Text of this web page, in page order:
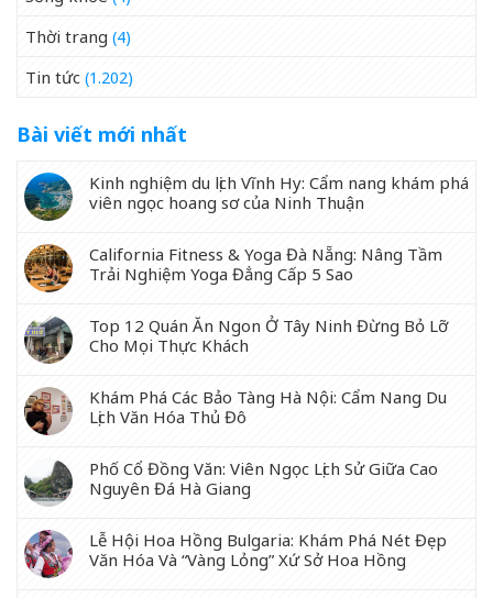
Thời trang (4)
Tin tức (1.202)
Bài viết mới nhất
Kinh nghiệm du lịch Vĩnh Hy: Cẩm nang khám phá
viên ngọc hoang sơ của Ninh Thuận
California Fitness & Yoga Đà Nẵng: Nâng Tầm
Trải Nghiệm Yoga Đẳng Cấp 5 Sao
Top 12 Quán Ăn Ngon Ở Tây Ninh Đừng Bỏ Lỡ
Cho Mọi Thực Khách
Khám Phá Các Bảo Tàng Hà Nội: Cẩm Nang Du
Lịch Văn Hóa Thủ Đô
Phố Cổ Đồng Văn: Viên Ngọc Lịch Sử Giữa Cao
Nguyên Đá Hà Giang
Lễ Hội Hoa Hồng Bulgaria: Khám Phá Nét Đẹp
Văn Hóa Và “Vàng Lỏng” Xứ Sở Hoa Hồng